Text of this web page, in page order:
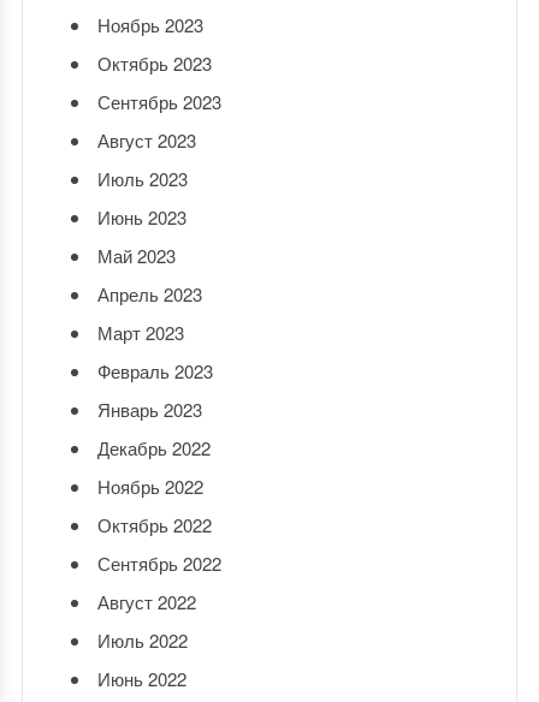
Ноябрь 2023
Октябрь 2023
Сентябрь 2023
Август 2023
Июль 2023
Июнь 2023
Май 2023
Апрель 2023
Март 2023
Февраль 2023
Январь 2023
Декабрь 2022
Ноябрь 2022
Октябрь 2022
Сентябрь 2022
Август 2022
Июль 2022
Июнь 2022